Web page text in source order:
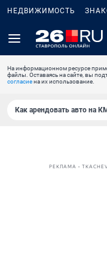
НЕДВИЖИМОСТЬ
На информационном ресурсе
файлы. Оставаясь на сайте, вы
согласиена их использование.
Как арендовать авто на
РЕКЛАМА •